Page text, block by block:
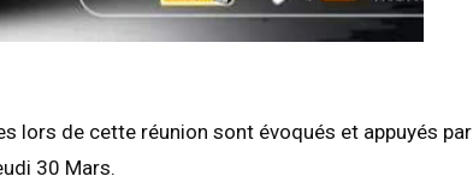
lors de cette réunion sont évoqués et appuyés par
30 Mars.